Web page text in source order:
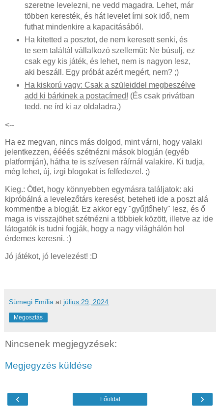
szeretne levelezni, ne vedd magadra. Lehet, már
többen keresték, és hát levelet írni sok idő, nem
futhat mindenkire a kapacitásából.
Ha kitetted a posztot, de nem keresett senki, és
te sem találtál vállalkozó szelleműt: Ne búsulj, ez
csak egy kis játék, és lehet, nem is nagyon lesz,
aki beszáll. Egy próbát azért megért, nem? ;)
Ha kiskorú vagy: Csak a szüleiddel megbeszélve
add ki bárkinek a postacímed! (És csak privátban
tedd, ne írd ki az oldaladra.)
<--
Ha ez megvan, nincs más dolgod, mint várni, hogy valaki
jelentkezzen, éééés szétnézni mások blogján (egyéb
platformján), hátha te is szívesen ráírnál valakire. Ki tudja,
még lehet, új, izgi blogokat is felfedezel. ;)
Kieg.: Ötlet, hogy könnyebben egymásra találjatok: aki
kipróbálná a levelezőtárs keresést, beteheti ide a poszt alá
kommentbe a blogját. Ez akkor egy "gyűjtőhely" lesz, és ő
maga is visszajöhet szétnézni a többiek között, illetve az ide
látogatók is tudni fogják, hogy a nagy világhálón hol
érdemes keresni. :)
Jó játékot, jó levelezést! :D
Sümegi Emília at július 29, 2024
Megosztás
Nincsenek megjegyzések:
Megjegyzés küldése
‹ ›
Főoldal